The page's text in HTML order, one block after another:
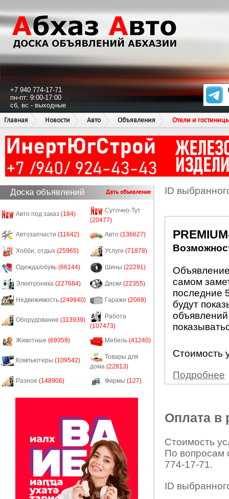
+7 940 774-17-71
пн-пт: 9:00-17:00
сб, вс - выходные
Главная
Новости Авто Объявления Отели и
Доска объявлений Дать объявление
Авто под заказ (184)
Суточно-Тут
(20477)
Автозапчасти (11642) Авто (136627)
Хобби, отдых (25965) Услуги (71878)
Одежда/обувь (66144) Шины (22291)
Электроника (227684) Диски (22355)
Недвижимость (249940) Гаражи (2069)
Оборудование (113939)
Работа
(107473)
Животные (69359) Мебель (41240)
Компьютеры (109542)
Товары для
дома (22813)
Разное (148906) Фирмы (127)
ID
самом
последние
будут
Стоимость
Подробнее
Оплата в
Стоимость
По вопросам
774-17-71.
ID